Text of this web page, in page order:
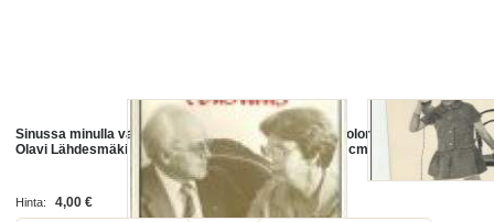
Sinussa minulla vastaus / Kaija ja
Olavi Lähdesmäki
Hinta: 4,00 €
Minulla on Tricolor mekko ja ...
mainos 22x17 cm pahvia
Hinta: 3,50 €